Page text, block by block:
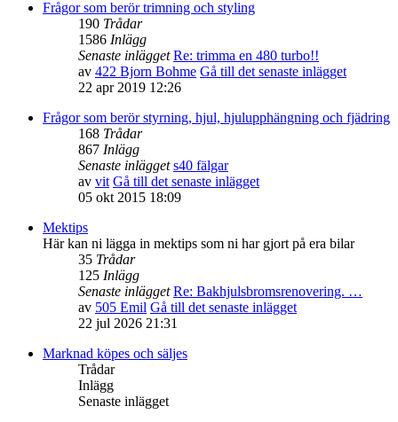
Frågor som berör trimning och styling
190 Trådar
1586 Inlägg
Senaste inlägget Re: trimma en 480 turbo!!
av 422 Bjorn Bohme Gå till det senaste inlägget
22 apr 2019 12:26
Frågor som berör styrning, hjul, hjulupphängning och fjädring
168 Trådar
867 Inlägg
Senaste inlägget s40 fälgar
av vit Gå till det senaste inlägget
05 okt 2015 18:09
Mektips
Här kan ni lägga in mektips som ni har gjort på era bilar
35 Trådar
125 Inlägg
Senaste inlägget Re: Bakhjulsbromsrenovering. …
av 505 Emil Gå till det senaste inlägget
22 jul 2026 21:31
Marknad köpes och säljes
Trådar
Inlägg
Senaste inlägget